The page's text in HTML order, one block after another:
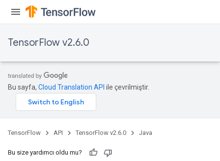
TensorFlow v2.6.0
Bu sayfa, Cloud Translation API ile çevrilmiştir.
TensorFlow API TensorFlow v2.6.0 Java
Bu size yardımcı oldu mu?